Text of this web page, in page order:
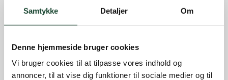
Samtykke Detaljer Om
Denne hjemmeside bruger cookies
Vi bruger cookies til at tilpasse vores indhold og
annoncer, til at vise dig funktioner til sociale medier og til